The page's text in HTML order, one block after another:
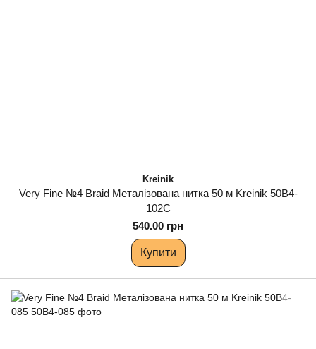
Kreinik
Very Fine №4 Braid Металізована нитка 50 м Kreinik 50B4-
102C
540.00 грн
Купити